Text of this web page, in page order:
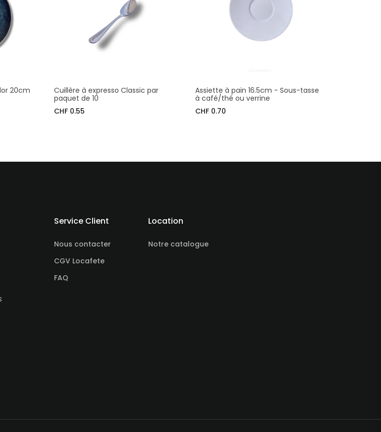
20cm
Cuillère à expresso Classic par
paquet de 10
CHF 0.55
Assiette à pain 16.5cm - Sous-tasse
à café/thé ou verrine
CHF 0.70
Service Client
Nous contacter
CGV Locafete
FAQ
Location
Notre catalogue